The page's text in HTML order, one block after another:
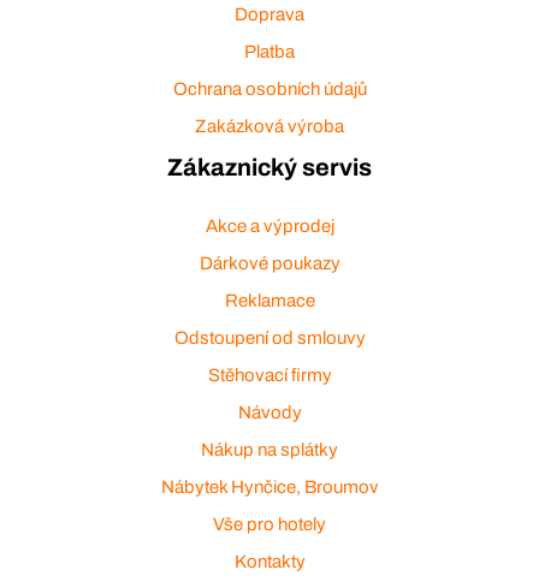
Doprava
Platba
Ochrana osobních údajů
Zakázková výroba
Zákaznický servis
Akce a výprodej
Dárkové poukazy
Reklamace
Odstoupení od smlouvy
Stěhovací firmy
Návody
Nákup na splátky
Nábytek Hynčice, Broumov
Vše pro hotely
Kontakty